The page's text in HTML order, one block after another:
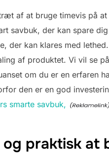
af at bruge timevis på
savbuk, der kan spare
der kan klares med
af produktet. Vi vil se
om du er en erfaren
den er en god
smarte savbuk,
og praktisk at